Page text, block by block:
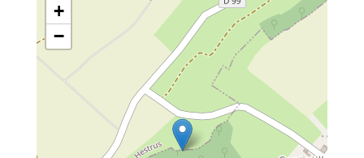
+
−